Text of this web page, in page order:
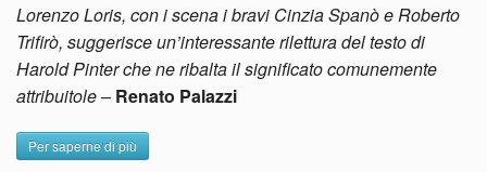
Lorenzo Loris, con i scena i bravi Cinzia Spanò e Roberto
Trifirò, suggerisce un’interessante rilettura del testo di
Harold Pinter che ne ribalta il significato comunemente
attribuitole– Renato Palazzi
Per saperne di più